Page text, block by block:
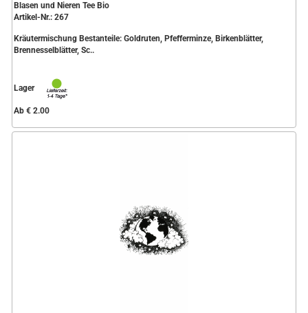
Blasen und Nieren Tee Bio
Artikel-Nr.: 267
Kräutermischung Bestanteile: Goldruten, Pfefferminze, Birkenblätter,
Brennesselblätter, Sc..
Lager
Ab € 2.00